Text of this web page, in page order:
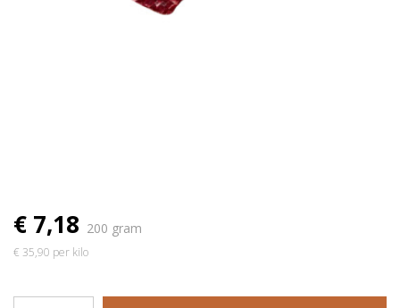
€ 7,18 200 gram
€ 35,90 per kilo